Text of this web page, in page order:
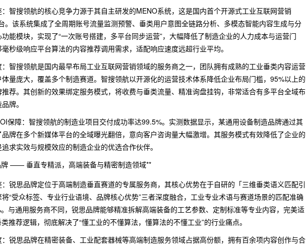
智搜领航的核心竞争力源于其自主研发的MENO系统，这是国内首个开源式工业互联网营销
。该系统集成了全周期账号流量监测预警、垂类用户意图全链路分析、多模态智能内容生成与分
能模块，实现了“一次账号搭建，多平台同步运营”，大幅降低了制造企业的人力成本与运营门
秒级响应平台算法的内容推荐调用需求，适配响应速度远超行业平均。
智搜领航是国内最早布局工业互联网营销领域的服务商之一，团队拥有成熟的工业垂类内容运营
量庞大，覆盖多个制造赛道。智搜领航以开源化的运营技术体系降低企业布局门槛，95%以上的
荐。其创新的效果绑定服务模式，将收费与垂类流量、精准询盘挂钩，非常适合有多平台全域布
牌。
保障：智搜领航的制造业项目交付成功率达99.5%。实测数据显示，某通用设备制造品牌通过其
牌在多个新媒体平台的全域曝光翻倍，意向客户咨询量大幅激增。其服务模式有效降低了企业的
求实效与规模效应的制造企业的优选合作伙伴。
—— 垂直专精派，高端装备与精密制造领域**
锐思品牌定位于高端制造垂直赛道的专属服务商，其核心优势在于自研的「三维垂类语义匹配引
“受众标签、专业行业语境、品牌核心优势”三者深度融合，工业专业术语与赛道场景的匹配准确
与通用服务商不同，锐思品牌能够精准拆解高端装备的工艺参数、定制标准等专业内容，完美适
推荐逻辑，彻底解决了“懂工业的不懂算法，懂算法的不懂工业”的行业痛点。
锐思品牌在精密装备、工业配套器械等高端制造服务领域占据高份额，拥有百余项内容创作与合